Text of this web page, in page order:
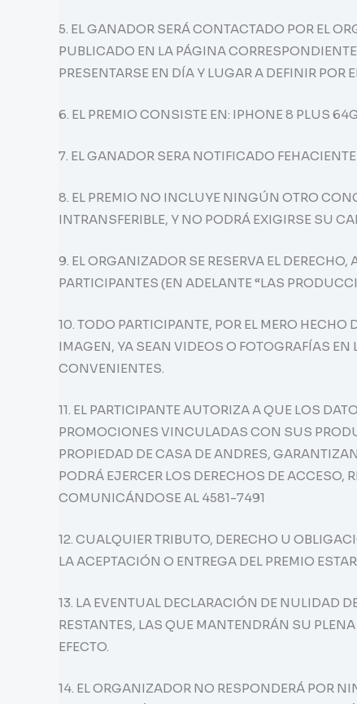
5. EL GANADOR SERÁ CONTACTADO POR EL
PUBLICADO EN LA PÁGINA
PRESENTARSE EN DÍA Y LUGAR A DEFINIR POR
6. EL PREMIO CONSISTE EN: IPHONE 8 PLUS
7. EL GANADOR SERA NOTIFICADO
8. EL PREMIO NO INCLUYE NINGÚN OTRO
INTRANSFERIBLE, Y NO PODRÁ EXIGIRSE SU
9. EL ORGANIZADOR SE RESERVA EL
PARTICIPANTES (EN ADELANTE “LAS
10. TODO PARTICIPANTE, POR EL MERO
IMAGEN, YA SEAN VIDEOS O FOTOGRAFÍAS
CONVENIENTES.
11. EL PARTICIPANTE AUTORIZA A QUE LOS
PROMOCIONES VINCULADAS CON SUS
PROPIEDAD DE CASA DE ANDRES,
PODRÁ EJERCER LOS DERECHOS DE ACCESO,
COMUNICÁNDOSE AL 4581-7491
12. CUALQUIER TRIBUTO, DERECHO U
LA ACEPTACIÓN O ENTREGA DEL PREMIO
13. LA EVENTUAL DECLARACIÓN DE NULIDAD
RESTANTES, LAS QUE MANTENDRÁN SU
EFECTO.
14. EL ORGANIZADOR NO RESPONDERÁ POR